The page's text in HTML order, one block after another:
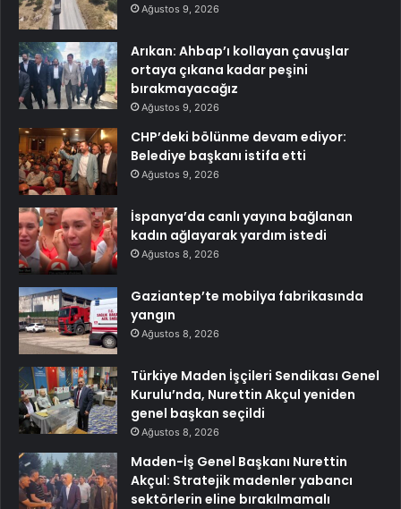
Ağustos 9, 2026
Arıkan: Ahbap’ı kollayan çavuşlar
ortaya çıkana kadar peşini
bırakmayacağız
Ağustos 9, 2026
CHP’deki bölünme devam ediyor:
Belediye başkanı istifa etti
Ağustos 9, 2026
İspanya’da canlı yayına bağlanan
kadın ağlayarak yardım istedi
Ağustos 8, 2026
Gaziantep’te mobilya fabrikasında
yangın
Ağustos 8, 2026
Türkiye Maden İşçileri Sendikası Genel
Kurulu’nda, Nurettin Akçul yeniden
genel başkan seçildi
Ağustos 8, 2026
Maden-İş Genel Başkanı Nurettin
Akçul: Stratejik madenler yabancı
sektörlerin eline bırakılmamalı